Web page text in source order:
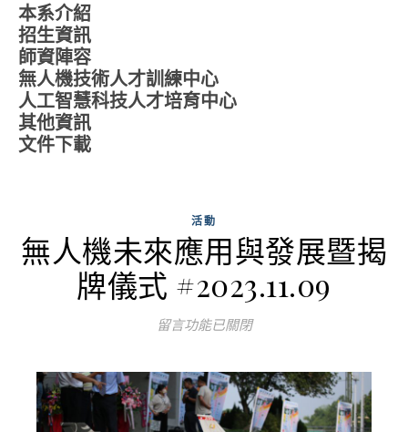
本系介紹
招生資訊
師資陣容
無人機技術人才訓練中心
人工智慧科技人才培育中心
其他資訊
文件下載
活動
無人機未來應用與發展暨揭
牌儀式 #2023.11.09
留言功能已關閉